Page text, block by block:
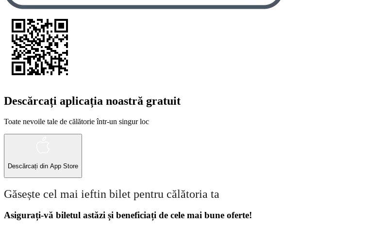
Descărcați aplicația noastră gratuit
Toate nevoile tale de călătorie într-un singur loc
Descărcați din App Store
Găsește cel mai ieftin bilet pentru călătoria ta
Asigurați-vă biletul astăzi și beneficiați de cele mai bune oferte!